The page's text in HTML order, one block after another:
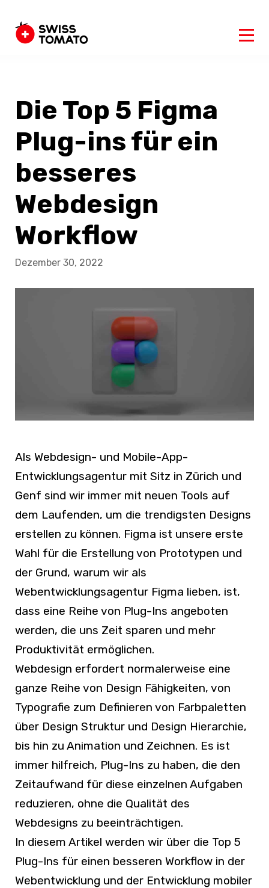
Die Top 5 Figma
Plug-ins für ein
besseres
Webdesign
Workflow
Dezember 30, 2022
Als Webdesign- und Mobile-App-
Entwicklungsagentur mit Sitz in Zürich und
Genf sind wir immer mit neuen Tools auf
dem Laufenden, um die trendigsten Designs
erstellen zu können. Figma ist unsere erste
Wahl für die Erstellung von Prototypen und
der Grund, warum wir als
Webentwicklungsagentur Figma lieben, ist,
dass eine Reihe von Plug-Ins angeboten
werden, die uns Zeit sparen und mehr
Produktivität ermöglichen.
Webdesign erfordert normalerweise eine
ganze Reihe von Design Fähigkeiten, von
Typografie zum Definieren von Farbpaletten
über Design Struktur und Design Hierarchie,
bis hin zu Animation und Zeichnen. Es ist
immer hilfreich, Plug-Ins zu haben, die den
Zeitaufwand für diese einzelnen Aufgaben
reduzieren, ohne die Qualität des
Webdesigns zu beeinträchtigen.
In diesem Artikel werden wir über die Top 5
Plug-Ins für einen besseren Workflow in der
Webentwicklung und der Entwicklung mobiler